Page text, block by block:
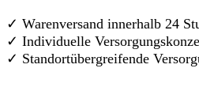
✓ Warenversand innerhalb 24
✓ Individuelle
✓ Standortübergreifende